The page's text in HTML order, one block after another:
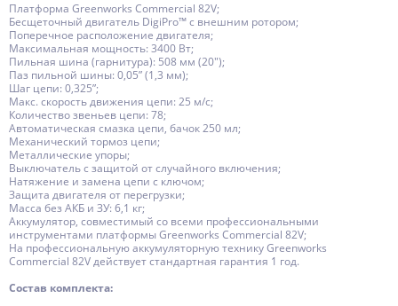
Платформа Greenworks Commercial 82V;
Бесщеточный двигатель DigiPro™ с внешним ротором;
Поперечное расположение двигателя;
Максимальная мощность: 3400 Вт;
Пильная шина (гарнитура): 508 мм (20");
Паз пильной шины: 0,05” (1,3 мм);
Шаг цепи: 0,325”;
Макс. скорость движения цепи: 25 м/c;
Количество звеньев цепи: 78;
Автоматическая смазка цепи, бачок 250 мл;
Механический тормоз цепи;
Металлические упоры;
Выключатель с защитой от случайного включения;
Натяжение и замена цепи c ключом;
Защита двигателя от перегрузки;
Масса без АКБ и ЗУ: 6,1 кг;
Аккумулятор, совместимый со всеми профессиональными
инструментами платформы Greenworks Commercial 82V;
На профессиональную аккумуляторную технику Greenworks
Commercial 82V действует стандартная гарантия 1 год.
Состав комплекта: